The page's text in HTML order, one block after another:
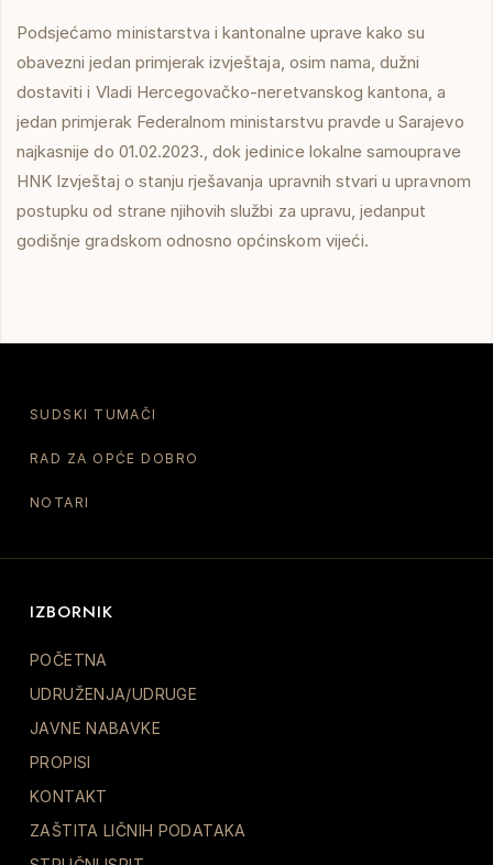
Podsjećamo ministarstva i kantonalne uprave kako su
obavezni jedan primjerak izvještaja, osim nama, dužni
dostaviti i Vladi Hercegovačko-neretvanskog kantona, a
jedan primjerak Federalnom ministarstvu pravde u Sarajevo
najkasnije do 01.02.2023., dok jedinice lokalne samouprave
HNK Izvještaj o stanju rješavanja upravnih stvari u upravnom
postupku od strane njihovih službi za upravu, jedanput
godišnje gradskom odnosno općinskom vijeći.
SUDSKI TUMAČI
RAD ZA OPĆE DOBRO
NOTARI
IZBORNIK
POČETNA
UDRUŽENJA/UDRUGE
JAVNE NABAVKE
PROPISI
KONTAKT
ZAŠTITA LIČNIH PODATAKA